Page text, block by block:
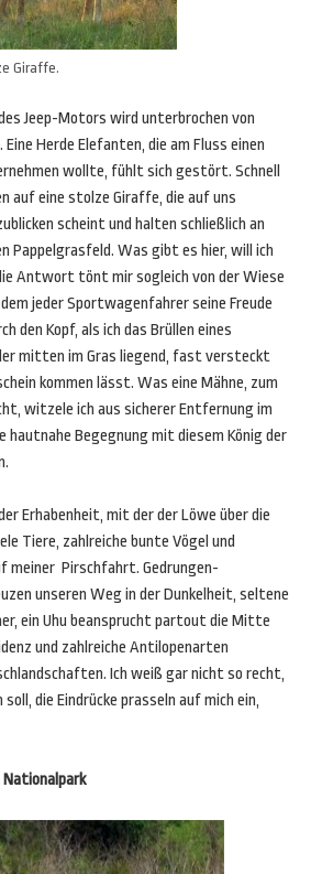
Giraffe.
Jeep-Motors wird unterbrochen von
Herde Elefanten, die am Fluss einen
wollte, fühlt sich gestört. Schnell
auf eine stolze Giraffe, die auf uns
scheint und halten schließlich an
Pappelgrasfeld. Was gibt es hier, will ich
Antwort tönt mir sogleich von der Wiese
jeder Sportwagenfahrer seine Freude
den Kopf, als ich das Brüllen eines
mitten im Gras liegend, fast versteckt
kommen lässt. Was eine Mähne, zum
witzele ich aus sicherer Entfernung im
hautnahe Begegnung mit diesem König der
Erhabenheit, mit der der Löwe über die
Tiere, zahlreiche bunte Vögel und
meiner Pirschfahrt. Gedrungen-
unseren Weg in der Dunkelheit, seltene
ein Uhu beansprucht partout die Mitte
und zahlreiche Antilopenarten
Ich weiß gar nicht so recht,
die Eindrücke prasseln auf mich ein,